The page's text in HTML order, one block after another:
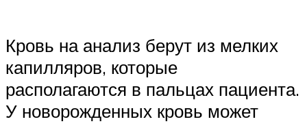
Кровь на анализ берут из мелких
капилляров, которые
располагаются в пальцах пациента.
У новорожденных кровь может